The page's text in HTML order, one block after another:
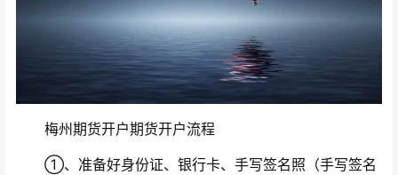
梅州期货开户期货开户流程
①、准备好身份证、银行卡、手写签名照（手写签名